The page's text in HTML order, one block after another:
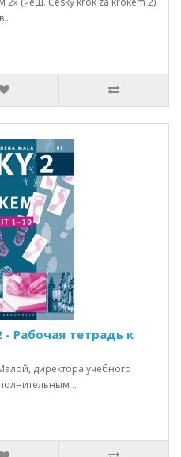
Рабочая тетрадь к
директора учебного
..